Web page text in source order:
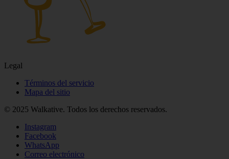
Legal
Términos del servicio
Mapa del sitio
© 2025 Walkative. Todos los derechos reservados.
Instagram
Facebook
WhatsApp
Correo electrónico